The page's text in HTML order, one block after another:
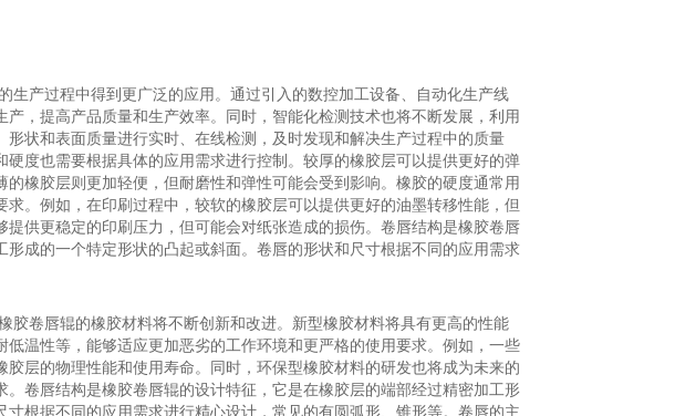
生产过程中得到更广泛的应用。通过引入的数控加工设备、自动化生产线
，提高产品质量和生产效率。同时，智能化检测技术也将不断发展，利用
状和表面质量进行实时、在线检测，及时发现和解决生产过程中的质量
度也需要根据具体的应用需求进行控制。较厚的橡胶层可以提供更好的弹
橡胶层则更加轻便，但耐磨性和弹性可能会受到影响。橡胶的硬度通常用
。例如，在印刷过程中，较软的橡胶层可以提供更好的油墨转移性能，但
供更稳定的印刷压力，但可能会对纸张造成的损伤。卷唇结构是橡胶卷唇
成的一个特定形状的凸起或斜面。卷唇的形状和尺寸根据不同的应用需求
胶卷唇辊的橡胶材料将不断创新和改进。新型橡胶材料将具有更高的性能
温性等，能够适应更加恶劣的工作环境和更严格的使用要求。例如，一些
层的物理性能和使用寿命。同时，环保型橡胶材料的研发也将成为未来的
卷唇结构是橡胶卷唇辊的设计特征，它是在橡胶层的端部经过精密加工形
根据不同的应用需求进行精心设计，常见的有圆弧形、锥形等。卷唇的主